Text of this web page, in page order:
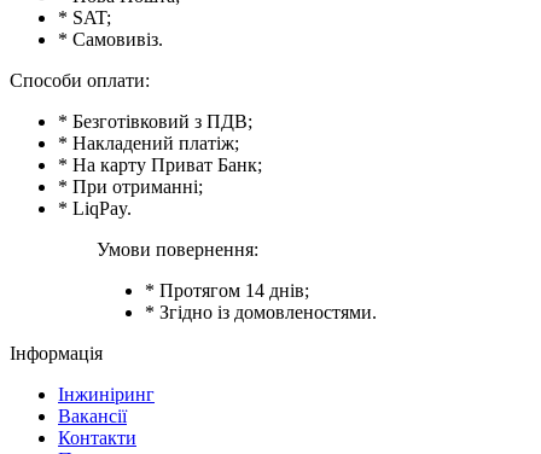
* SAT;
* Самовивіз.
Способи оплати:
* Безготівковий з ПДВ;
* Накладений платіж;
* На карту Приват Банк;
* При отриманні;
* LiqPay.
Умови повернення:
* Протягом 14 днів;
* Згідно із домовленостями.
Інформація
Інжиніринг
Вакансії
Контакти